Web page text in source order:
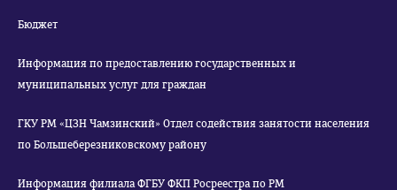
Бюджет
Информация по предоставлению государственных и
муниципальных услуг для граждан
ГКУ РМ «ЦЗН Чамзинский» Отдел содействия занятости населения
по Большеберезниковскому району
Информация филиала ФГБУ ФКП Росреестра по РМ